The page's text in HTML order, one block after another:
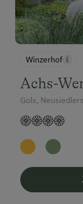
Winzerhof
Achs-
Gols,